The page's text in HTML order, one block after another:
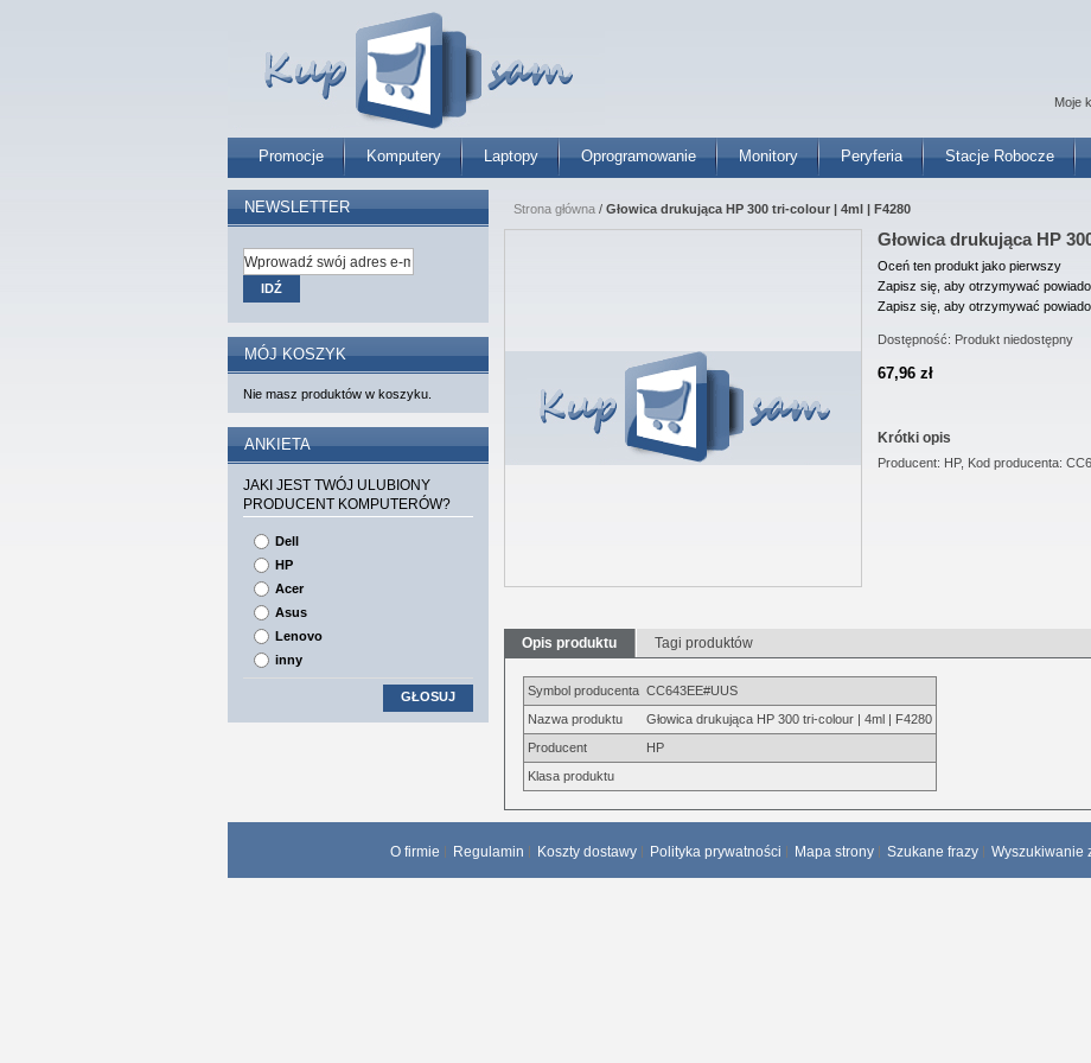
Promocje Komputery Laptopy Oprogramowanie Monitory Peryferia Stacje Robocze
Moje
Strona główna / Głowica drukująca HP 300 tri-colour | 4ml | F4280
Głowica drukująca HP
Oceń ten produkt jako pierwszy
Zapisz się, aby otrzymywać
Zapisz się, aby otrzymywać
Dostępność: Produkt niedostępny
67,96 zł
Krótki opis
Producent: HP, Kod producenta:
Opis produktu Tagi produktów
Symbol producenta CC643EE#UUS
Nazwa produktu
Głowica drukująca HP 300 tri-colour | 4ml | F4280
Producent
HP
Klasa produktu
NEWSLETTER
IDŹ
MÓJ KOSZYK
Nie masz produktów w koszyku.
ANKIETA
JAKI JEST TWÓJ ULUBIONY
PRODUCENT KOMPUTERÓW?
Dell
HP
Acer
Asus
Lenovo
inny
GŁOSUJ
O firmie Regulamin Koszty dostawy Polityka prywatności Mapa strony Szukane frazy Wyszukiwanie